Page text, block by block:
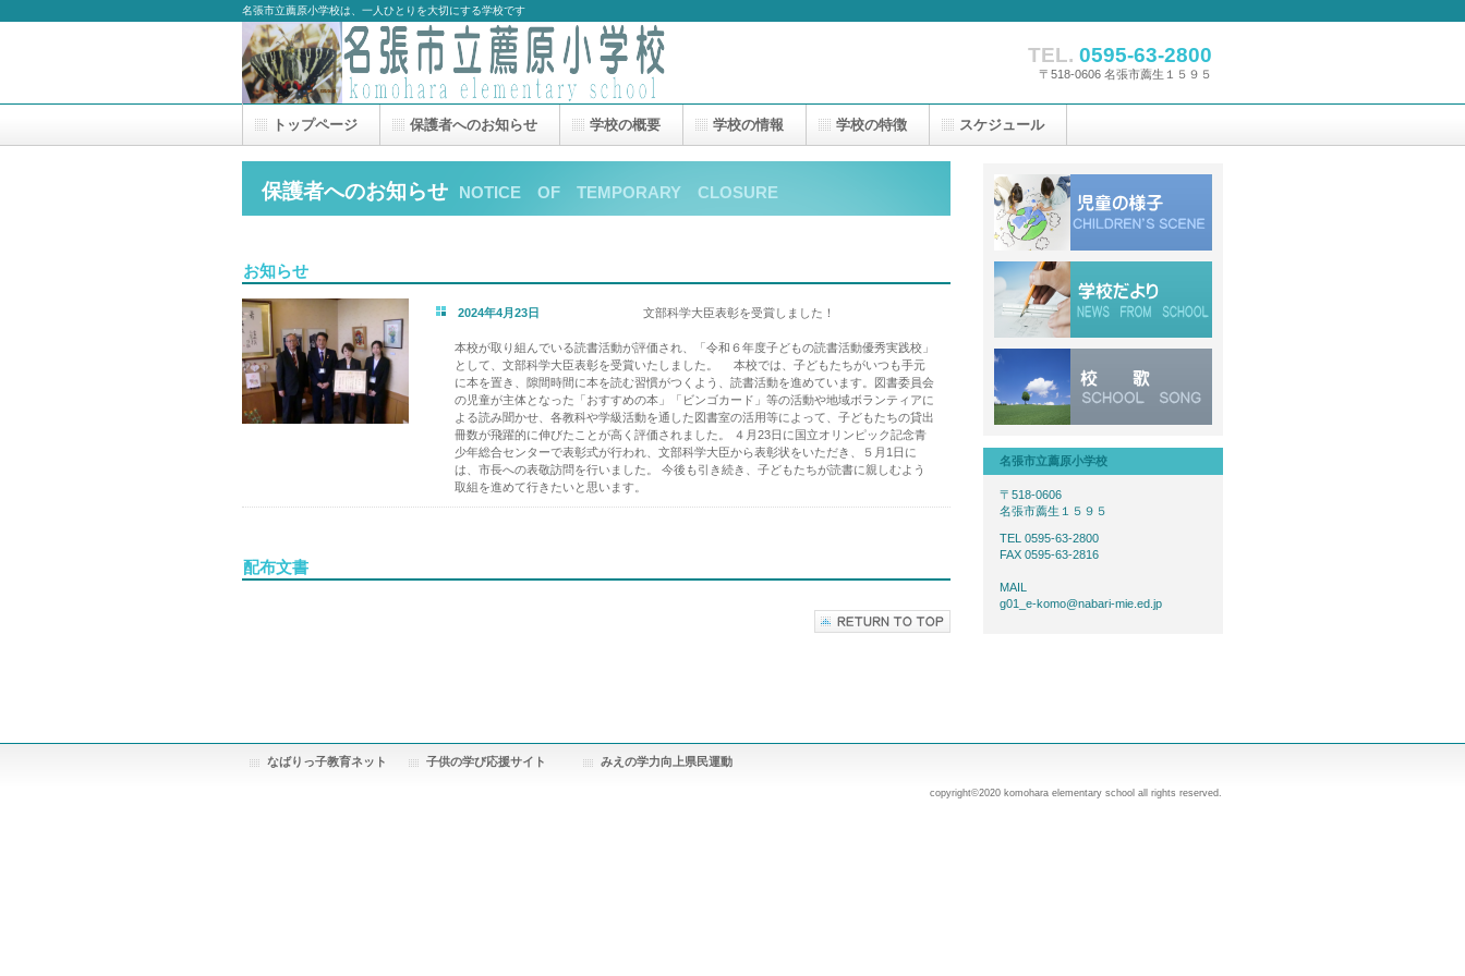
名張市立薦原小学校は、一人ひとりを大切にする学校です
TEL. 0595-63-2800
〒518-0606 名張市薦生１５９５
保護者へのお知らせ NOTICE OF TEMPORARY CLOSURE
お知らせ
2024年4月23日 文部科学大臣表彰を受賞しました！
本校が取り組んでいる読書活動が評価され、「令和６年度子どもの読書活動優秀実践校」
として、文部科学大臣表彰を受賞いたしました。 本校では、子どもたちがいつも手元
に本を置き、隙間時間に本を読む習慣がつくよう、読書活動を進めています。図書委員会
の児童が主体となった「おすすめの本」「ビンゴカード」等の活動や地域ボランティアに
よる読み聞かせ、各教科や学級活動を通した図書室の活用等によって、子どもたちの貸出
冊数が飛躍的に伸びたことが高く評価されました。 ４月23日に国立オリンピック記念青
少年総合センターで表彰式が行われ、文部科学大臣から表彰状をいただき、５月1日に
は、市長への表敬訪問を行いました。 今後も引き続き、子どもたちが読書に親しむよう
取組を進めて行きたいと思います。
配布文書
トップページ 保護者へのお知らせ 学校の概要 学校の情報 学校の特徴 スケジュール
名張市立薦原小学校
〒518-0606
名張市薦生１５９５
TEL 0595-63-2800
FAX 0595-63-2816
MAIL
g01_e-komo@nabari-mie.ed.jp
copyright©2020 komohara elementary school all rights reserved.
なばりっ子教育ネット 子供の学び応援サイト みえの学力向上県民運動